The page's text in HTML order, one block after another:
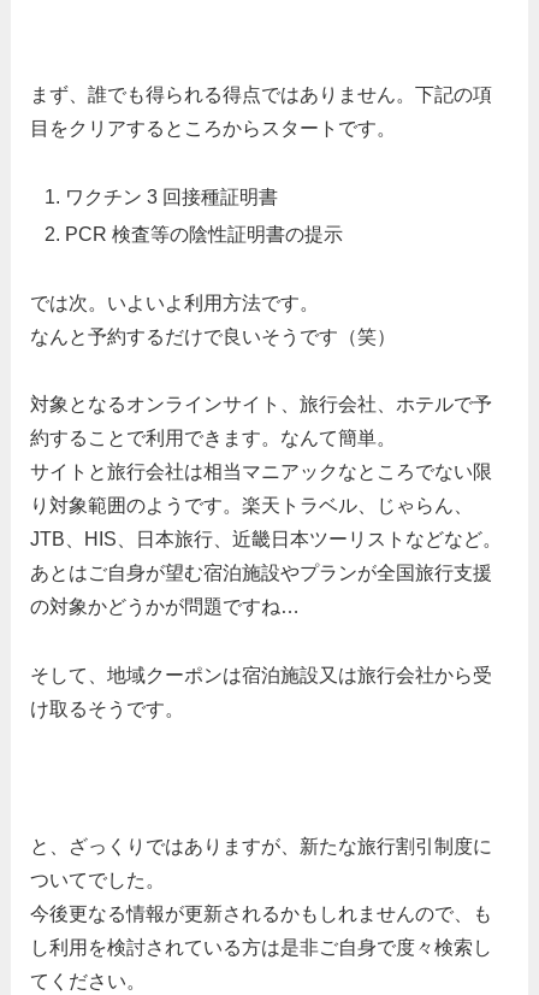
まず、誰でも得られる得点ではありません。下記の項
目をクリアするところからスタートです。
ワクチン 3 回接種証明書
PCR 検査等の陰性証明書の提示
では次。いよいよ利用方法です。
なんと予約するだけで良いそうです（笑）
対象となるオンラインサイト、旅行会社、ホテルで予
約することで利用できます。なんて簡単。
サイトと旅行会社は相当マニアックなところでない限
り対象範囲のようです。楽天トラベル、じゃらん、
JTB、HIS、日本旅行、近畿日本ツーリストなどなど。
あとはご自身が望む宿泊施設やプランが全国旅行支援
の対象かどうかが問題ですね…
そして、地域クーポンは宿泊施設又は旅行会社から受
け取るそうです。
と、ざっくりではありますが、新たな旅行割引制度に
ついてでした。
今後更なる情報が更新されるかもしれませんので、も
し利用を検討されている方は是非ご自身で度々検索し
てください。